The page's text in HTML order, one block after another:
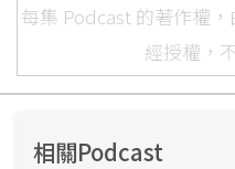
每集 Podcast 的著作權
經授權，
相關Podcast